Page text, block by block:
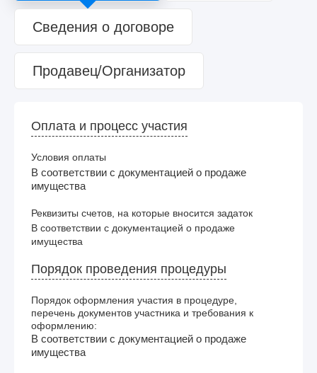
Сведения о договоре
Продавец/Организатор
Оплата и процесс участия
Условия оплаты
В соответствии с документацией о продаже
имущества
Реквизиты счетов, на которые вносится задаток
В соответствии с документацией о продаже
имущества
Порядок проведения процедуры
Порядок оформления участия в процедуре,
перечень документов участника и требования к
оформлению:
В соответствии с документацией о продаже
имущества